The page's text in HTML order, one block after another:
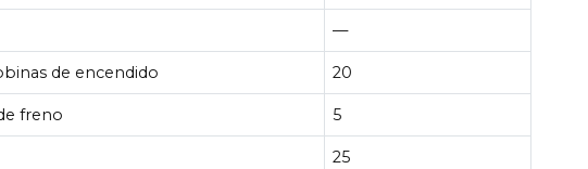
—
de encendido 20
freno 5
25